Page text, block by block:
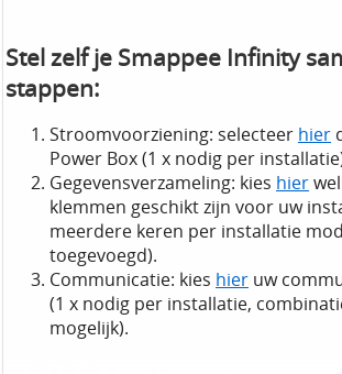
Stel zelf je Smappee Infinity
stappen:
Stroomvoorziening: selecteer hier
Power Box (1 x nodig per
Gegevensverzameling: kies hier
klemmen geschikt zijn voor uw
meerdere keren per installatie
toegevoegd).
Communicatie: kies hier uw
(1 x nodig per installatie,
mogelijk).